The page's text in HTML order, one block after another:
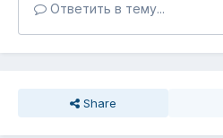
Ответить в тему...
Share